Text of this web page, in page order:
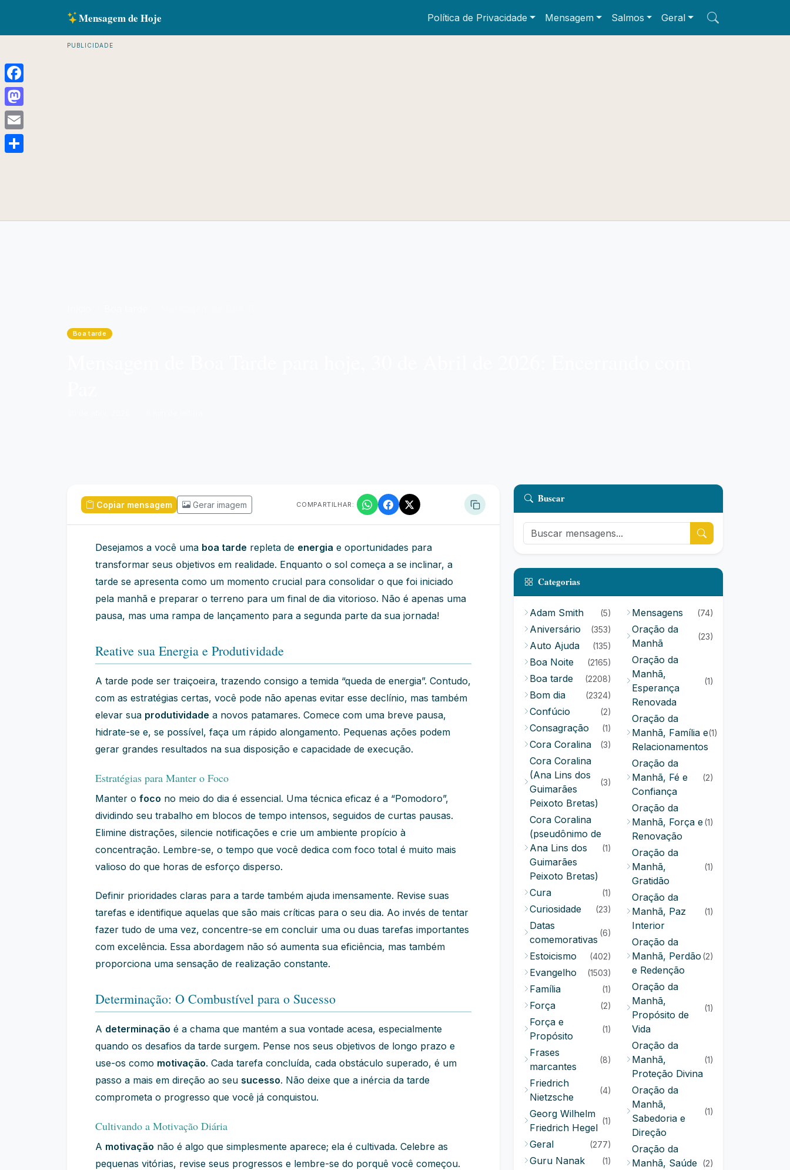
Mensagem de Hoje Política de Privacidade Mensagem Salmos Geral
PUBLICIDADE
Boa tarde
Copiar mensagem Gerar imagem COMPARTILHAR:
Desejamos a você uma boa tarde repleta de energia e oportunidades para
transformar seus objetivos em realidade. Enquanto o sol começa a se inclinar, a
tarde se apresenta como um momento crucial para consolidar o que foi iniciado
pela manhã e preparar o terreno para um final de dia vitorioso. Não é apenas uma
pausa, mas uma rampa de lançamento para a segunda parte da sua jornada!
Reative sua Energia e Produtividade
A tarde pode ser traiçoeira, trazendo consigo a temida “queda de energia”. Contudo,
com as estratégias certas, você pode não apenas evitar esse declínio, mas também
elevar sua produtividade a novos patamares. Comece com uma breve pausa,
hidrate-se e, se possível, faça um rápido alongamento. Pequenas ações podem
gerar grandes resultados na sua disposição e capacidade de execução.
Estratégias para Manter o Foco
Manter o foco no meio do dia é essencial. Uma técnica eficaz é a “Pomodoro”,
dividindo seu trabalho em blocos de tempo intensos, seguidos de curtas pausas.
Elimine distrações, silencie notificações e crie um ambiente propício à
concentração. Lembre-se, o tempo que você dedica com foco total é muito mais
valioso do que horas de esforço disperso.
Definir prioridades claras para a tarde também ajuda imensamente. Revise suas
tarefas e identifique aquelas que são mais críticas para o seu dia. Ao invés de tentar
fazer tudo de uma vez, concentre-se em concluir uma ou duas tarefas importantes
com excelência. Essa abordagem não só aumenta sua eficiência, mas também
proporciona uma sensação de realização constante.
Determinação: O Combustível para o Sucesso
A determinação é a chama que mantém a sua vontade acesa, especialmente
quando os desafios da tarde surgem. Pense nos seus objetivos de longo prazo e
use-os como motivação. Cada tarefa concluída, cada obstáculo superado, é um
passo a mais em direção ao seu sucesso. Não deixe que a inércia da tarde
comprometa o progresso que você já conquistou.
Cultivando a Motivação Diária
A motivação não é algo que simplesmente aparece; ela é cultivada. Celebre as
pequenas vitórias, revise seus progressos e lembre-se do porquê você começou.
Buscar
Categorias
Adam Smith (5)
Aniversário (353)
Auto Ajuda (135)
Boa Noite (2165)
Boa tarde (2208)
Bom dia (2324)
Confúcio (2)
Consagração (1)
Cora Coralina (3)
Cora Coralina
(Ana Lins dos
Guimarães
Peixoto Bretas)
(3)
Cora Coralina
(pseudônimo de
Ana Lins dos
Guimarães
Peixoto Bretas)
(1)
Cura (1)
Curiosidade (23)
Datas
comemorativas
(6)
Estoicismo (402)
Evangelho (1503)
Família (1)
Força (2)
Força e
Propósito
(1)
Frases
marcantes
(8)
Friedrich
Nietzsche
(4)
Georg Wilhelm
Friedrich Hegel
(1)
Geral (277)
Guru Nanak (1)
Mensagens (74)
Oração da
Manhã
(23)
Oração da
Manhã,
Esperança
Renovada
(1)
Oração da
Manhã, Família e
Relacionamentos
(1)
Oração da
Manhã, Fé e
Confiança
(2)
Oração da
Manhã, Força e
Renovação
(1)
Oração da
Manhã,
Gratidão
(1)
Oração da
Manhã, Paz
Interior
(1)
Oração da
Manhã, Perdão
e Redenção
(2)
Oração da
Manhã,
Propósito de
Vida
(1)
Oração da
Manhã,
Proteção Divina
(1)
Oração da
Manhã,
Sabedoria e
Direção
(1)
Oração da
Manhã, Saúde (2)
Facebook
Mastodon
Email